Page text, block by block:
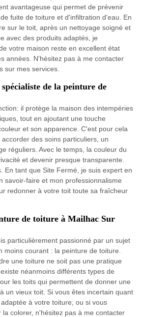
avantageuse qui permet de prévenir
fuite de toiture et d'infiltration d'eau. En
sur le toit, après un nettoyage soigné et
avec des produits adaptés, je
votre maison reste en excellent état
années. N'hésitez pas à me contacter
sur mes services.
de la peinture de
il protège la maison des intempéries
tout en ajoutant une touche
et son apparence. C'est pour cela
des soins particuliers, un
réguliers. Avec le temps, la couleur du
et devenir presque transparente.
En tant que Site Fermé, je suis expert en
savoir-faire et mon professionnalisme
redonner à votre toit toute sa fraîcheur
de toiture à Mailhac Sur
particulièrement passionné par un sujet
moins courant : la peinture de toiture.
une toiture ne soit pas une pratique
néanmoins différents types de
les toits qui permettent de donner une
un vieux toit. Si vous êtes incertain quant
à votre toiture, ou si vous
colorer, n'hésitez pas à me contacter